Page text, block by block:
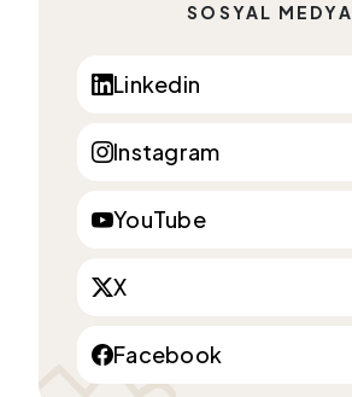
SOSYAL MEDYA
Linkedin
Instagram
YouTube
X
Facebook